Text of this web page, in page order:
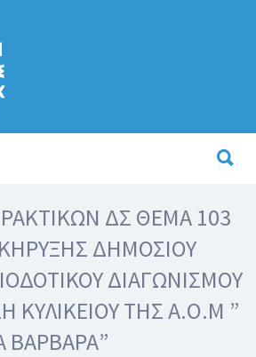
ΔΣ ΘΕΜΑ 103
ΔΗΜΟΣΙΟΥ
ΔΙΑΓΩΝΙΣΜΟΥ
ΚΥΛΙΚΕΙΟΥ ΤΗΣ Α.Ο.Μ ”
ΒΑΡΒΑΡΑ”